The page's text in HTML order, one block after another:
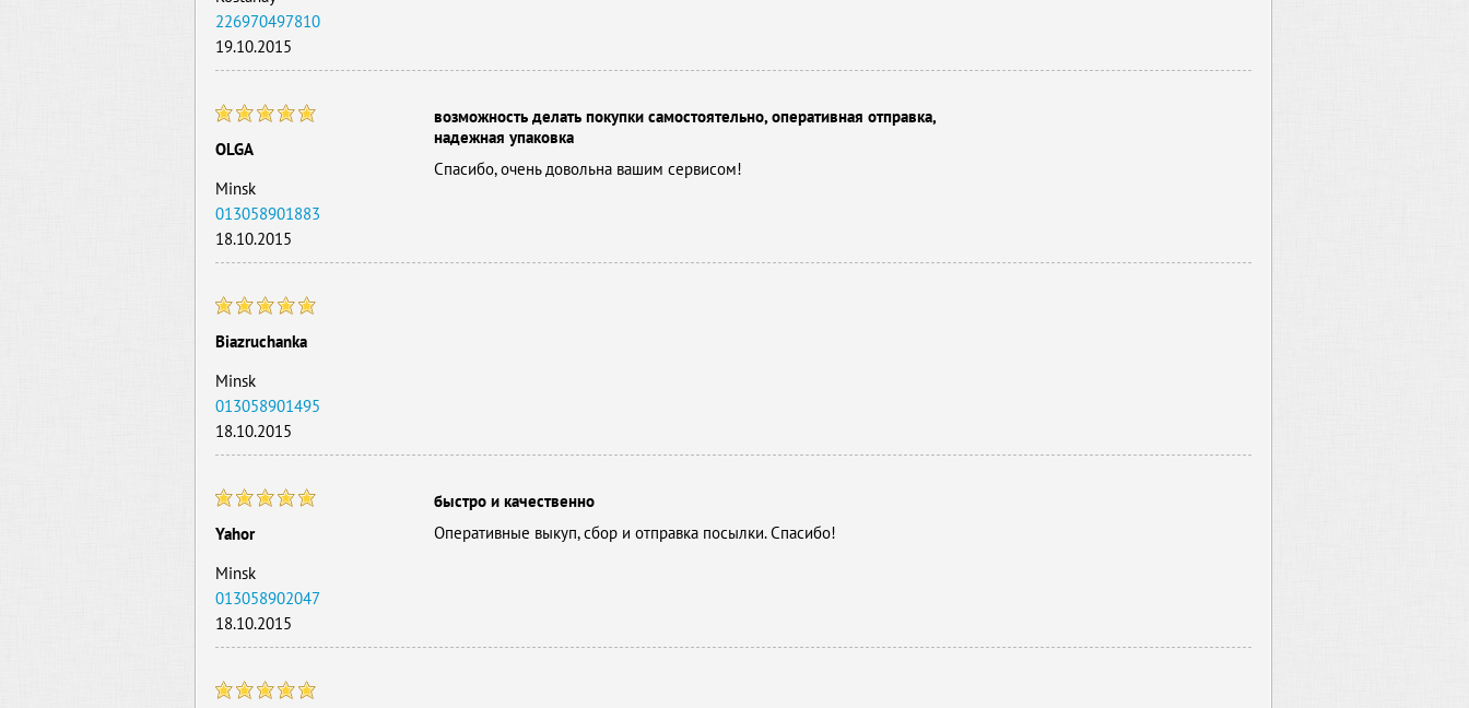
226970497810
19.10.2015
OLGA
Minsk
013058901883
18.10.2015
возможность делать покупки самостоятельно, оперативная отправка,
надежная упаковка
Спасибо, очень довольна вашим сервисом!
Biazruchanka
Minsk
013058901495
18.10.2015
Yahor
Minsk
013058902047
18.10.2015
быстро и качественно
Оперативные выкуп, сбор и отправка посылки. Спасибо!